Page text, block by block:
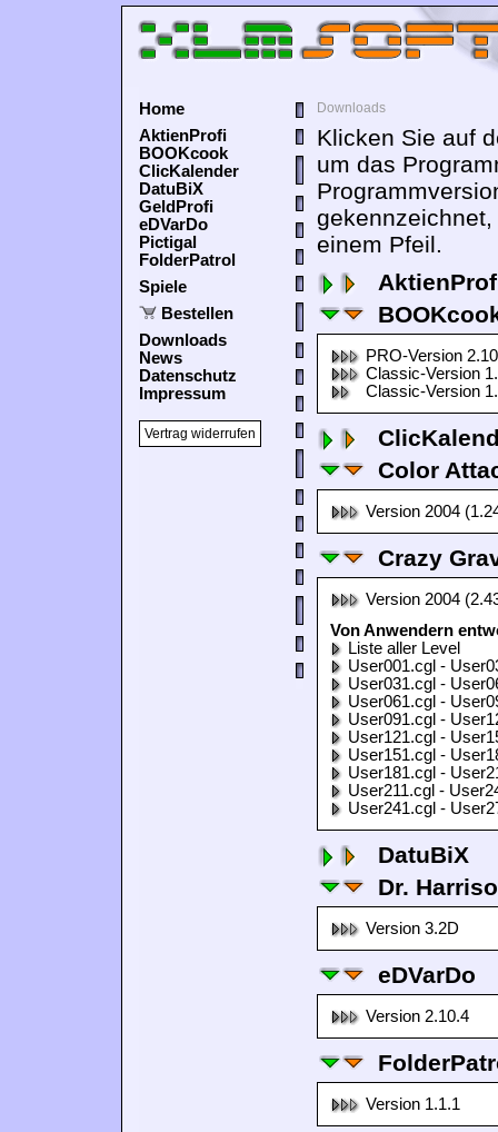
Home
AktienProfi
BOOKcook
ClicKalender
DatuBiX
GeldProfi
eDVarDo
Pictigal
FolderPatrol
Spiele
Bestellen
Downloads
News
Datenschutz
Impressum
Vertrag widerrufen
Downloads
Klicken Sie auf
um das
einem Pfeil.
PRO-Version
Classic-Version
Classic-Version
Color
Version 2004
Crazy
Version 2004
Von Anwendern
Liste aller Level
User001.cgl -
User031.cgl -
User061.cgl -
User091.cgl -
User121.cgl -
User151.cgl -
User181.cgl -
User211.cgl -
User241.cgl -
DatuBiX
Dr.
Version 3.2D
eDVarDo
Version 2.10.4
Version 1.1.1